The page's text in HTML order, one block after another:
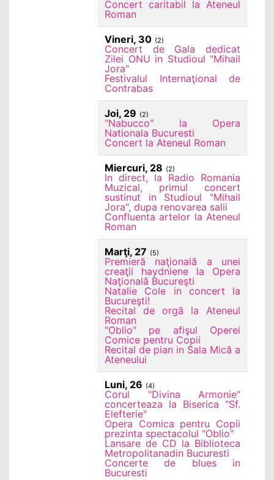
Concert caritabil la Ateneul
Roman
Vineri, 30 (2)
Concert de Gala dedicat
Zilei ONU in Studioul "Mihail
Jora"
Festivalul Internaţional de
Contrabas
Joi, 29 (2)
"Nabucco" la Opera
Nationala Bucuresti
Concert la Ateneul Roman
Miercuri, 28 (2)
In direct, la Radio Romania
Muzical, primul concert
sustinut in Studioul "Mihail
Jora", dupa renovarea salii
Confluenta artelor la Ateneul
Roman
Marţi, 27 (5)
Premieră naţională a unei
creaţii haydniene la Opera
Naţională Bucureşti
Natalie Cole in concert la
Bucureşti!
Recital de orgă la Ateneul
Roman
"Oblio" pe afişul Operei
Comice pentru Copii
Recital de pian in Sala Mică a
Ateneului
Luni, 26 (4)
Corul "Divina Armonie"
concerteaza la Biserica "Sf.
Elefterie"
Opera Comica pentru Copii
prezinta spectacolul "Oblio"
Lansare de CD la Biblioteca
Metropolitanadin Bucuresti
Concerte de blues in
Bucuresti